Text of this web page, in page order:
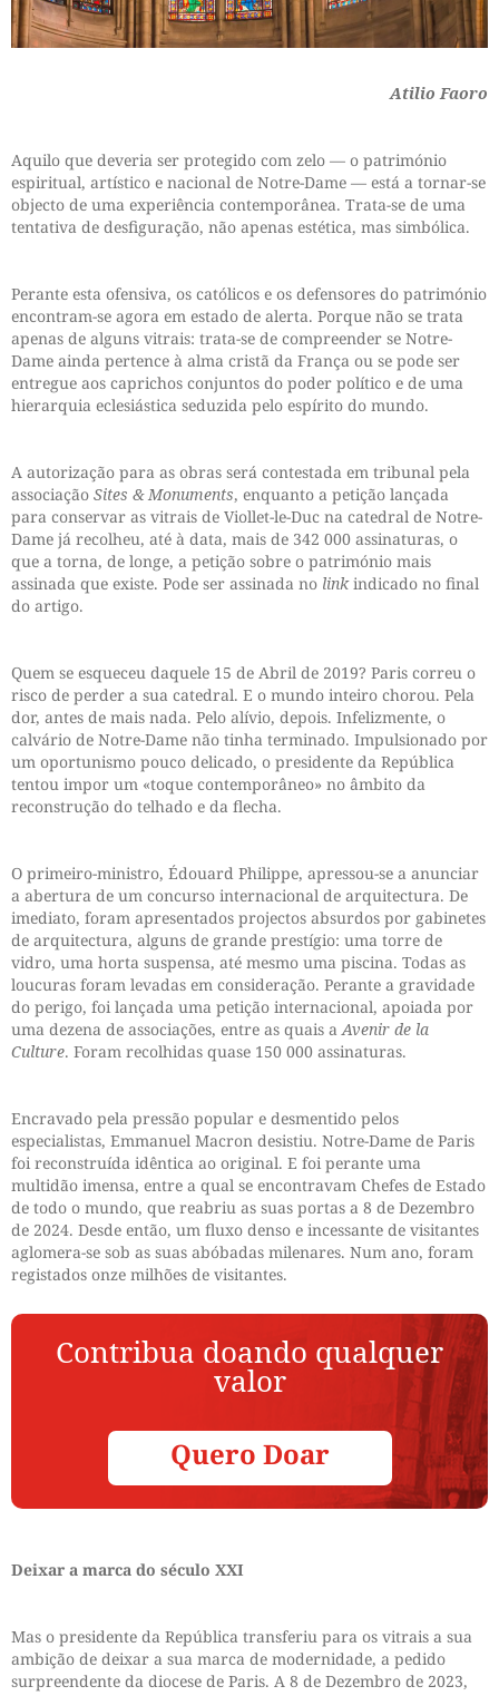
Atilio Faoro
Aquilo que deveria ser protegido com zelo — o património
espiritual, artístico e nacional de Notre-Dame — está a tornar-se
objecto de uma experiência contemporânea. Trata-se de uma
tentativa de desfiguração, não apenas estética, mas simbólica.
Perante esta ofensiva, os católicos e os defensores do património
encontram-se agora em estado de alerta. Porque não se trata
apenas de alguns vitrais: trata-se de compreender se Notre-
Dame ainda pertence à alma cristã da França ou se pode ser
entregue aos caprichos conjuntos do poder político e de uma
hierarquia eclesiástica seduzida pelo espírito do mundo.
A autorização para as obras será contestada em tribunal pela
associação Sites & Monuments, enquanto a petição lançada
para conservar as vitrais de Viollet-le-Duc na catedral de Notre-
Dame já recolheu, até à data, mais de 342 000 assinaturas, o
que a torna, de longe, a petição sobre o património mais
assinada que existe. Pode ser assinada no linkindicado no final
do artigo.
Quem se esqueceu daquele 15 de Abril de 2019? Paris correu o
risco de perder a sua catedral. E o mundo inteiro chorou. Pela
dor, antes de mais nada. Pelo alívio, depois. Infelizmente, o
calvário de Notre-Dame não tinha terminado. Impulsionado por
um oportunismo pouco delicado, o presidente da República
tentou impor um «toque contemporâneo» no âmbito da
reconstrução do telhado e da flecha.
O primeiro-ministro, Édouard Philippe, apressou-se a anunciar
a abertura de um concurso internacional de arquitectura. De
imediato, foram apresentados projectos absurdos por gabinetes
de arquitectura, alguns de grande prestígio: uma torre de
vidro, uma horta suspensa, até mesmo uma piscina. Todas as
loucuras foram levadas em consideração. Perante a gravidade
do perigo, foi lançada uma petição internacional, apoiada por
uma dezena de associações, entre as quais aAvenir de la
Culture. Foram recolhidas quase 150 000 assinaturas.
Encravado pela pressão popular e desmentido pelos
especialistas, Emmanuel Macron desistiu. Notre-Dame de Paris
foi reconstruída idêntica ao original. E foi perante uma
multidão imensa, entre a qual se encontravam Chefes de Estado
de todo o mundo, que reabriu as suas portas a 8 de Dezembro
de 2024. Desde então, um fluxo denso e incessante de visitantes
aglomera-se sob as suas abóbadas milenares. Num ano, foram
registados onze milhões de visitantes.
Contribua doando qualquer
valor
Quero Doar
Deixar a marca do século XXI
Mas o presidente da República transferiu para os vitrais a sua
ambição de deixar a sua marca de modernidade, a pedido
surpreendente da diocese de Paris. A 8 de Dezembro de 2023,